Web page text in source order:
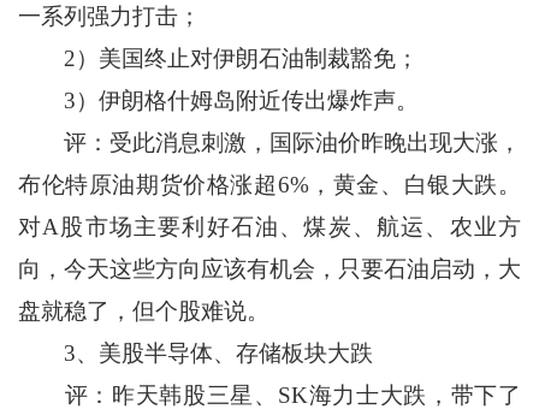
一系列强力打击；
2）美国终止对伊朗石油制裁豁免；
3）伊朗格什姆岛附近传出爆炸声。
评：受此消息刺激，国际油价昨晚出现大涨，
布伦特原油期货价格涨超6%，黄金、白银大跌。
对A股市场主要利好石油、煤炭、航运、农业方
向，今天这些方向应该有机会，只要石油启动，大
盘就稳了，但个股难说。
3、美股半导体、存储板块大跌
评：昨天韩股三星、SK海力士大跌，带下了